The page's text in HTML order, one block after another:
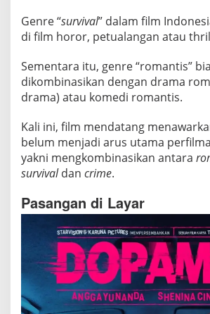
i
n
K
o
a
b
o
R
o
m
a
n
Genre “survival” dalam film
di film horor, petualangan atau
Sementara itu, genre “romantis”
dikombinasikan dengan drama
drama) atau komedi romantis.
Kali ini, film mendatang
belum menjadi arus utama
yakni mengkombinasikan antara
survivaldan crime.
Pasangan di Layar